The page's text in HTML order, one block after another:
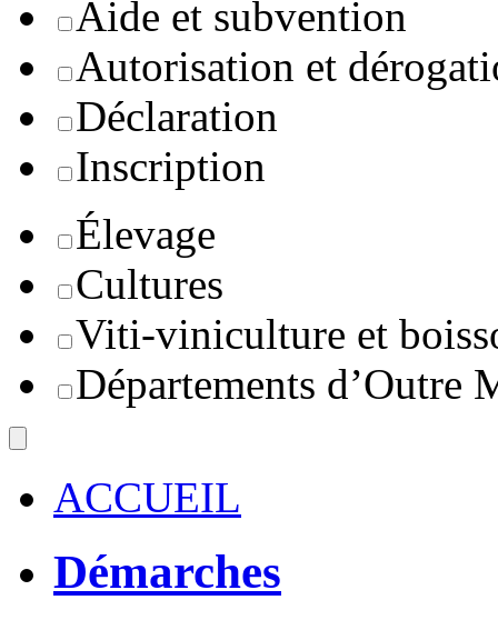
Aide et subvention
Autorisation et
Déclaration
Inscription
Élevage
Cultures
Viti-viniculture et
Départements d’Outre
ACCUEIL
Démarches